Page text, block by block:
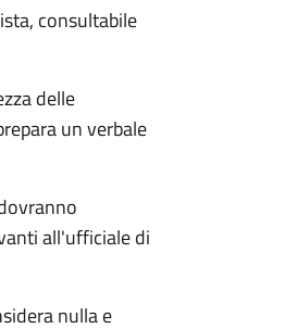
consultabile
delle
un verbale
all'ufficiale di
nulla e